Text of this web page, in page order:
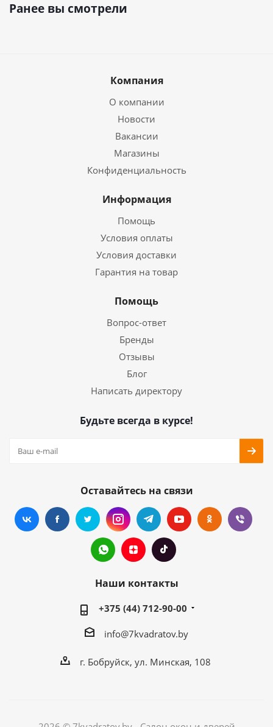
Ранее вы смотрели
Компания
О компании
Новости
Вакансии
Магазины
Конфиденциальность
Информация
Помощь
Условия оплаты
Условия доставки
Гарантия на товар
Помощь
Вопрос-ответ
Бренды
Отзывы
Блог
Написать директору
Будьте всегда в курсе!
Оставайтесь на связи
Наши контакты
+375 (44) 712-90-00
info@7kvadratov.by
г. Бобруйск, ул. Минская, 108